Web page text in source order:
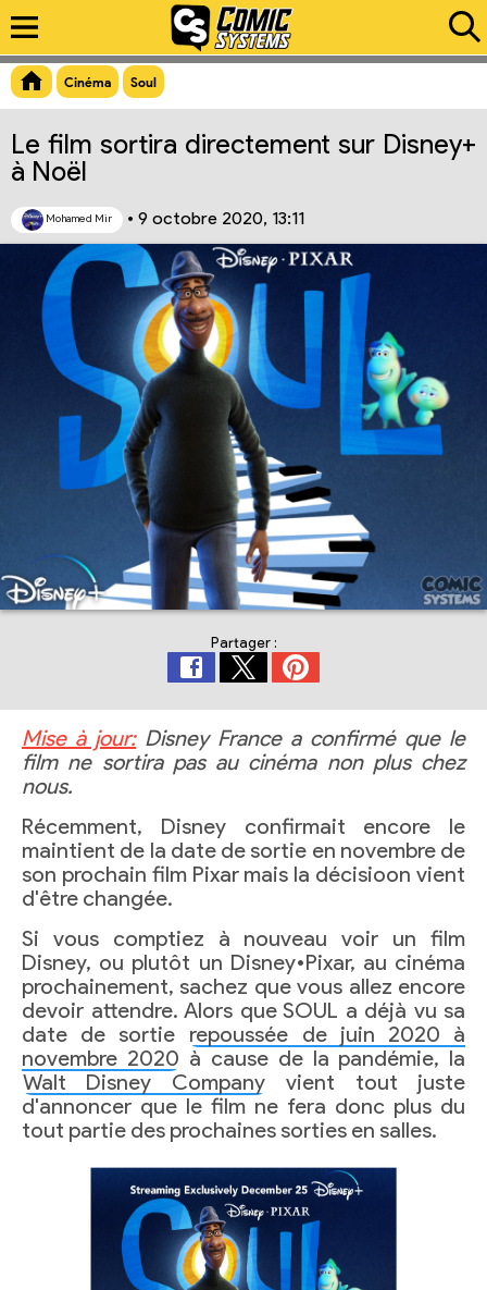
Cinéma Soul
Le film sortira directement sur Disney+
à Noël
Mohamed Mir • 9 octobre 2020, 13:11
Partager :
Mise à jour:Disney France a confirmé que le
film ne sortira pas au cinéma non plus chez
nous.
Récemment, Disney confirmait encore le
maintient de la date de sortie en novembre de
son prochain film Pixar mais la décisioon vient
d'être changée.
Si vous comptiez à nouveau voir un film
Disney, ou plutôt un Disney•Pixar, au cinéma
prochainement, sachez que vous allez encore
devoir attendre. Alors que SOUL a déjà vu sa
date de sortie repoussée de juin 2020 à
novembre 2020 à cause de la pandémie, la
Walt Disney Company vient tout juste
d'annoncer que le film ne fera donc plus du
tout partie des prochaines sorties en salles.
Aperçu du lien